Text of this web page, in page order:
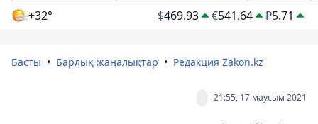
+32° $469.93 €541.64 ₽5.71
Басты Барлық жаңалықтар Редакция Zakon.kz
21:55, 17 маусым 2021